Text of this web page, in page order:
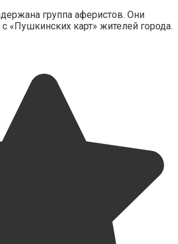
группа аферистов. Они
«Пушкинских карт» жителей города.